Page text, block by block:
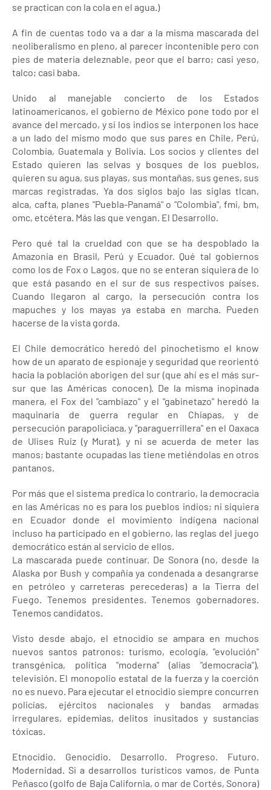
se practican con la cola en el agua.)
A fin de cuentas todo va a dar a la misma mascarada del
neoliberalismo en pleno, al parecer incontenible pero con
pies de materia deleznable, peor que el barro; casi yeso,
talco; casi baba.
Unido al manejable concierto de los Estados
latinoamericanos, el gobierno de México pone todo por el
avance del mercado, y si los indios se interponen los hace
a un lado del mismo modo que sus pares en Chile, Perú,
Colombia, Guatemala y Bolivia. Los socios y clientes del
Estado quieren las selvas y bosques de los pueblos,
quieren su agua, sus playas, sus montañas, sus genes, sus
marcas registradas. Ya dos siglos bajo las siglas tlcan,
alca, cafta, planes "Puebla-Panamá" o "Colombia", fmi, bm,
omc, etcétera. Más las que vengan. El Desarrollo.
Pero qué tal la crueldad con que se ha despoblado la
Amazonia en Brasil, Perú y Ecuador. Qué tal gobiernos
como los de Fox o Lagos, que no se enteran siquiera de lo
que está pasando en el sur de sus respectivos países.
Cuando llegaron al cargo, la persecución contra los
mapuches y los mayas ya estaba en marcha. Pueden
hacerse de la vista gorda.
El Chile democrático heredó del pinochetismo el know
how de un aparato de espionaje y seguridad que reorientó
hacia la población aborigen del sur (que ahí es el más sur-
sur que las Américas conocen). De la misma inopinada
manera, el Fox del "cambiazo" y el "gabinetazo" heredó la
maquinaria de guerra regular en Chiapas, y de
persecución parapoliciaca, y "paraguerrillera" en el Oaxaca
de Ulises Ruiz (y Murat), y ni se acuerda de meter las
manos; bastante ocupadas las tiene metiéndolas en otros
pantanos.
Por más que el sistema predica lo contrario, la democracia
en las Américas no es para los pueblos indios; ni siquiera
en Ecuador donde el movimiento indígena nacional
incluso ha participado en el gobierno, las reglas del juego
democrático están al servicio de ellos.
La mascarada puede continuar. De Sonora (no, desde la
Alaska por Bush y compañía ya condenada a desangrarse
en petróleo y carreteras perecederas) a la Tierra del
Fuego. Tenemos presidentes. Tenemos gobernadores.
Tenemos candidatos.
Visto desde abajo, el etnocidio se ampara en muchos
nuevos santos patronos: turismo, ecología, "evolución"
transgénica, política "moderna" (alias "democracia"),
televisión. El monopolio estatal de la fuerza y la coerción
no es nuevo. Para ejecutar el etnocidio siempre concurren
policías, ejércitos nacionales y bandas armadas
irregulares, epidemias, delitos inusitados y sustancias
tóxicas.
Etnocidio. Genocidio. Desarrollo. Progreso. Futuro.
Modernidad. Si a desarrollos turísticos vamos, de Punta
Peñasco (golfo de Baja California, o mar de Cortés, Sonora)